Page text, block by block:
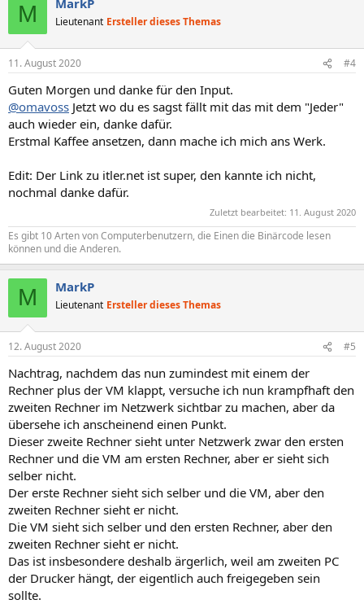
e
:
M Lieutenant Ersteller dieses Themas
11. August 2020 #4
Guten Morgen und danke für den Input.
@omavoss Jetzt wo du es sagst fällt mit das mit dem "Jeder"
auch wieder ein, danke dafür.
Erstmal Kaffee ansetzen, dann mache ich mich ans Werk.
Edit: Der Link zu itler.net ist super, den kannte ich nicht,
nochmal danke dafür.
Zuletzt bearbeitet: 11. August 2020
Es gibt 10 Arten von Computerbenutzern, die Einen die Binärcode lesen
können und die Anderen.
M MarkP
Lieutenant Ersteller dieses Themas
12. August 2020 #5
Nachtrag, nachdem das nun zumindest mit einem der
Rechner plus der VM klappt, versuche ich nun krampfhaft den
zweiten Rechner im Netzwerk sichtbar zu machen, aber da
übersehe ich anscheinend einen Punkt.
Dieser zweite Rechner sieht unter Netzwerk zwar den ersten
Rechner und die VM am ersten Rechner, aber er sieht sich
selber nicht.
Der erste Rechner sieht sich selber und die VM, aber den
zweiten Rechner sieht er nicht.
Die VM sieht sich selber und den ersten Rechner, aber den
zweiten Rechner sieht er nicht.
Das ist insbesondere deshalb ärgerlich, weil am zweiten PC
der Drucker hängt, der eigentlich auch freigegeben sein
sollte.